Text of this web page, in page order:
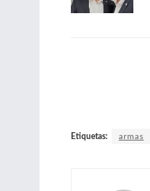
Etiquetas: armas